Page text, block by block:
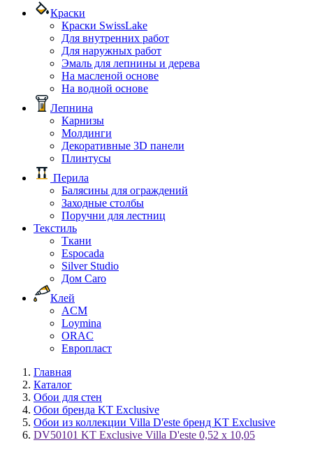
Краски
Краски SwissLake
Для внутренних работ
Для наружных работ
Эмаль для лепнины и дерева
На масленой основе
На водной основе
Лепнина
Карнизы
Молдинги
Декоративные 3D панели
Плинтусы
Перила
Балясины для ограждений
Заходные столбы
Поручни для лестниц
Текстиль
Ткани
Espocada
Silver Studio
Дом Caro
Клей
ACM
Loymina
ORAC
Европласт
Главная
Каталог
Обои для стен
Обои бренда KT Exclusive
Обои из коллекции Villa D'este бренд KT Exclusive
DV50101 KT Exclusive Villa D'este 0,52 х 10,05